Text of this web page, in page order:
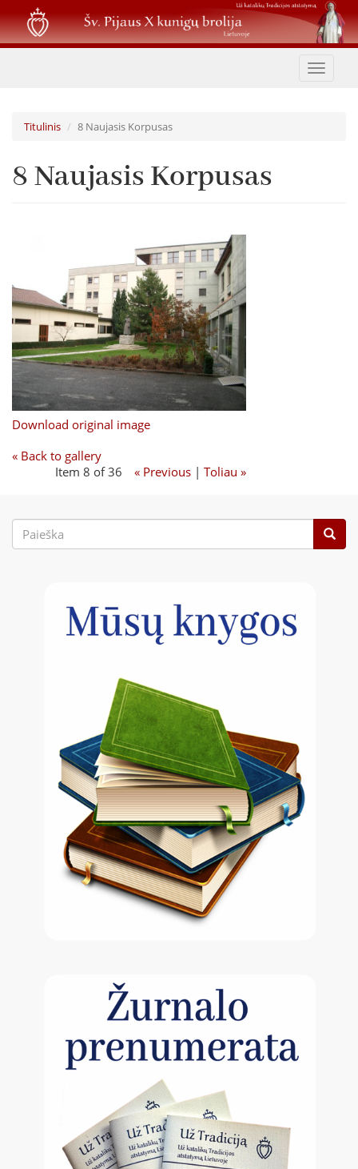
Pereiti
į
pagrindinį
Toggle
Titulinis 8 Naujasis Korpusas
8 Naujasis Korpusas
Download original image
« Back to gallery
Item 8 of 36
« Previous| Toliau »
Paieškos